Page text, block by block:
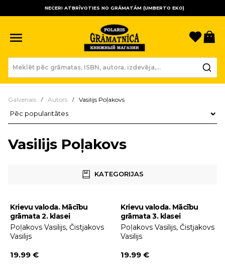
NECERI ATBRĪVOTIES NO GRĀMATĀM (UMBERTO EKO)
Galvenais Autors Vasilijs Poļakovs
Vasilijs Poļakovs
KATEGORIJAS
Krievu valoda. Mācību
grāmata 2. klasei
Poļakovs Vasilijs, Čistjakovs
Vasilijs
19.99 €
Krievu valoda. Mācību
grāmata 3. klasei
Poļakovs Vasilijs, Čistjakovs
Vasilijs
19.99 €